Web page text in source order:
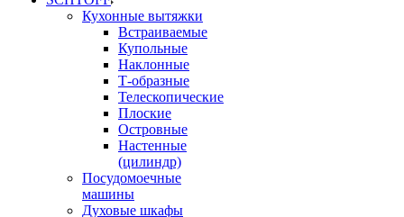
Кухонные вытяжки
Встраиваемые
Купольные
Наклонные
Т-образные
Телескопические
Плоские
Островные
Настенные
(цилиндр)
Посудомоечные
машины
Духовые шкафы